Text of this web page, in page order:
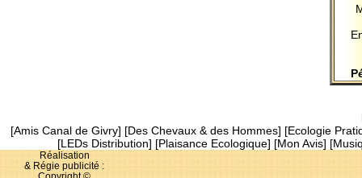
[Amis Canal de Givry] [Des Chevaux & des Hommes] [Ecologie
[LEDs Distribution] [Plaisance Ecologique] [Mon Avis] [
Réalisation
& Régie publicité :